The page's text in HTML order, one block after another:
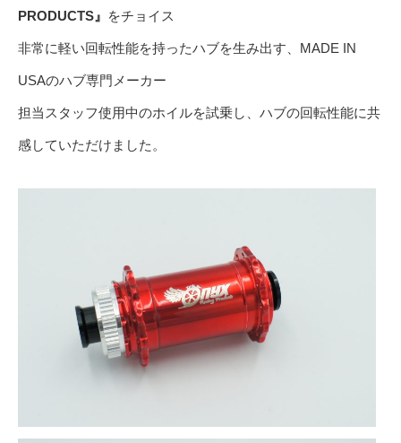
PRODUCTS』 をチョイス
非常に軽い回転性能を持ったハブを生み出す、MADE IN
USAのハブ専門メーカー
担当スタッフ使用中のホイルを試乗し、ハブの回転性能に共
感していただけました。